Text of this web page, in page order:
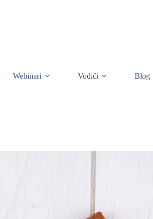
Webinari Vodiči Blog